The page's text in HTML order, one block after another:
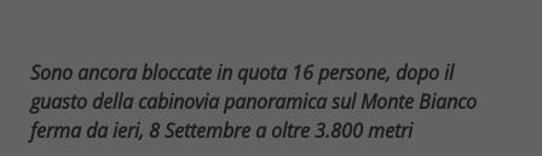
Sono ancora bloccate in quota 16 persone, dopo il
guasto della cabinovia panoramica sul Monte Bianco
ferma da ieri, 8 Settembre a oltre 3.800 metri